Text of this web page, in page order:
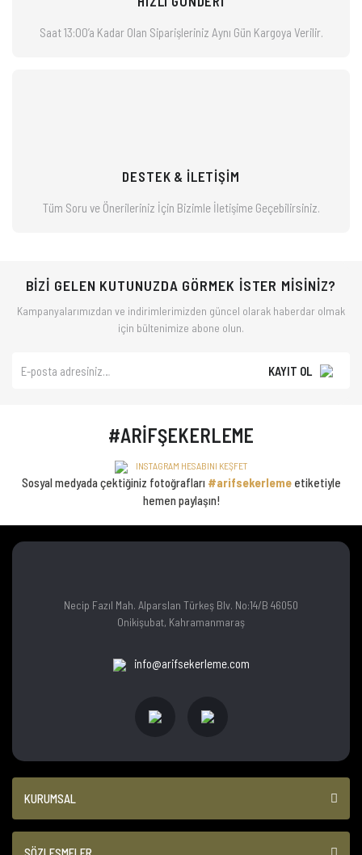
Saat 13:00’a Kadar Olan Siparişleriniz Aynı Gün Kargoya Verilir.
DESTEK & İLETİŞİM
Tüm Soru ve Önerileriniz İçin Bizimleİletişime Geçebilirsiniz.
BİZİ GELEN KUTUNUZDA GÖRMEK İSTER MİSİNİZ?
Kampanyalarımızdan ve indirimlerimizden güncel olarak haberdar olmak
için bültenimize abone olun.
KAYIT OL
#ARİFŞEKERLEME
INSTAGRAM HESABINI KEŞFET
Sosyal medyada çektiğiniz fotoğrafları #arifsekerlemeetiketiyle
hemen paylaşın!
Necip Fazıl Mah. Alparslan Türkeş Blv. No:14/B 46050
Onikişubat, Kahramanmaraş
info@arifsekerleme.com
KURUMSAL